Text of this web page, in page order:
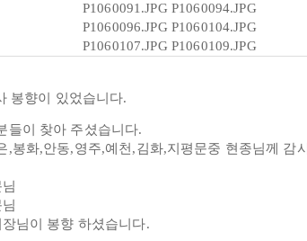
P1060091.JPG P1060094.JPG
P1060096.JPG P1060104.JPG
P1060107.JPG P1060109.JPG
봉향이 있었습니다.
들이 찾아 주셨습니다.
,봉화,안동,영주,예천,김화,지평문중 현종님께 감
님이 봉향 하셨습니다.